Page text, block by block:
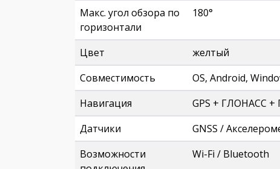
Макс. угол обзора по
горизонтали
180°
Цвет
желтый
Совместимость
OS, Android,
Навигация
GPS + ГЛОНАСС +
Датчики
GNSS /
Возможности
Wi-Fi / Bluetooth